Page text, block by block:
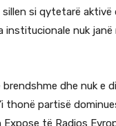
si qytetarë aktivë
institucionale nuk
dhe nuk e
partisë
të Radios